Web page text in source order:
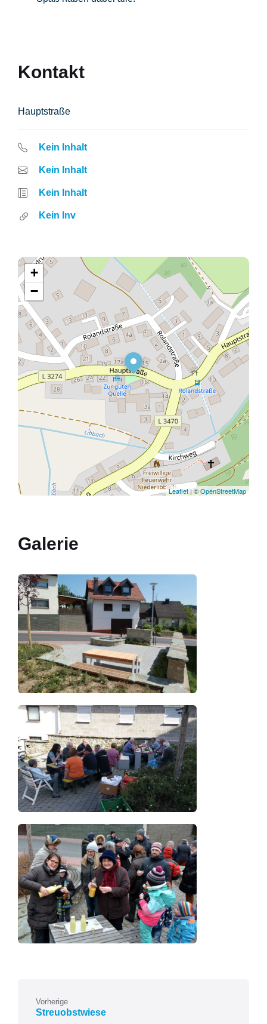
Kontakt
Hauptstraße
Kein Inhalt
Kein Inhalt
Kein Inhalt
Kein Inv
+
−
Leaflet| ©OpenStreetMap
Galerie
Vorherige
Streuobstwiese